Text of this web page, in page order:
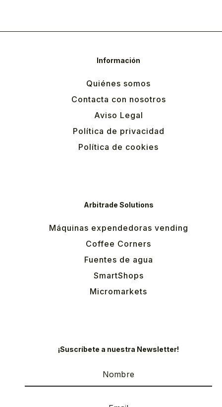
Información
Quiénes somos
Contacta con nosotros
Aviso Legal
Política de privacidad
Política de cookies
Arbitrade Solutions
Máquinas expendedoras vending
Coffee Corners
Fuentes de agua
SmartShops
Micromarkets
¡Suscríbete a nuestra Newsletter!